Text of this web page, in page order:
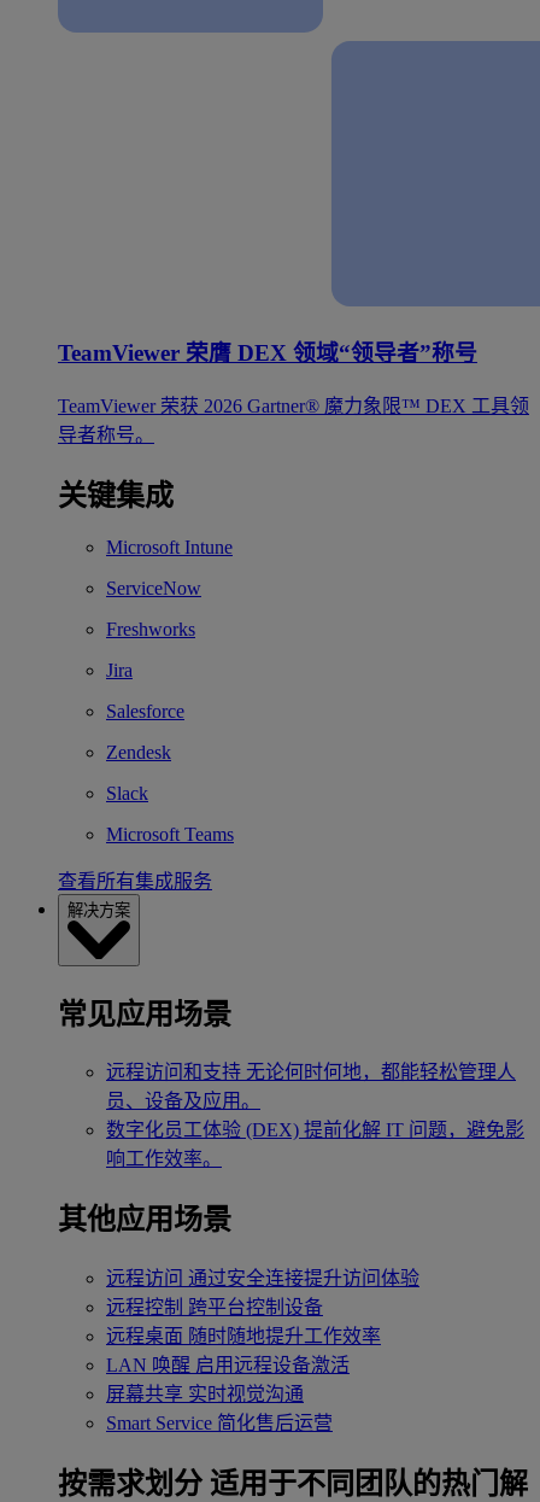
TeamViewer 荣膺 DEX 领域“领导者”称号
TeamViewer 荣获 2026 Gartner® 魔力象限™ DEX 工具领
导者称号。
关键集成
Microsoft Intune
ServiceNow
Freshworks
Jira
Salesforce
Zendesk
Slack
Microsoft Teams
查看所有集成服务
解决方案
常见应用场景
远程访问和支持 无论何时何地，都能轻松管理人
员、设备及应用。
数字化员工体验 (DEX) 提前化解 IT 问题，避免影
响工作效率。
其他应用场景
远程访问 通过安全连接提升访问体验
远程控制 跨平台控制设备
远程桌面 随时随地提升工作效率
LAN 唤醒 启用远程设备激活
屏幕共享 实时视觉沟通
Smart Service 简化售后运营
按需求划分 适用于不同团队的热门解